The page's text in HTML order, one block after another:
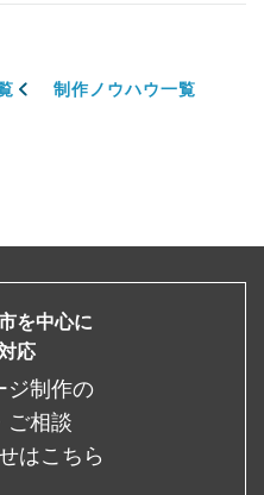
制作ノウハウ一覧
を中心に
応
ジ制作の
ご相談
はこちら